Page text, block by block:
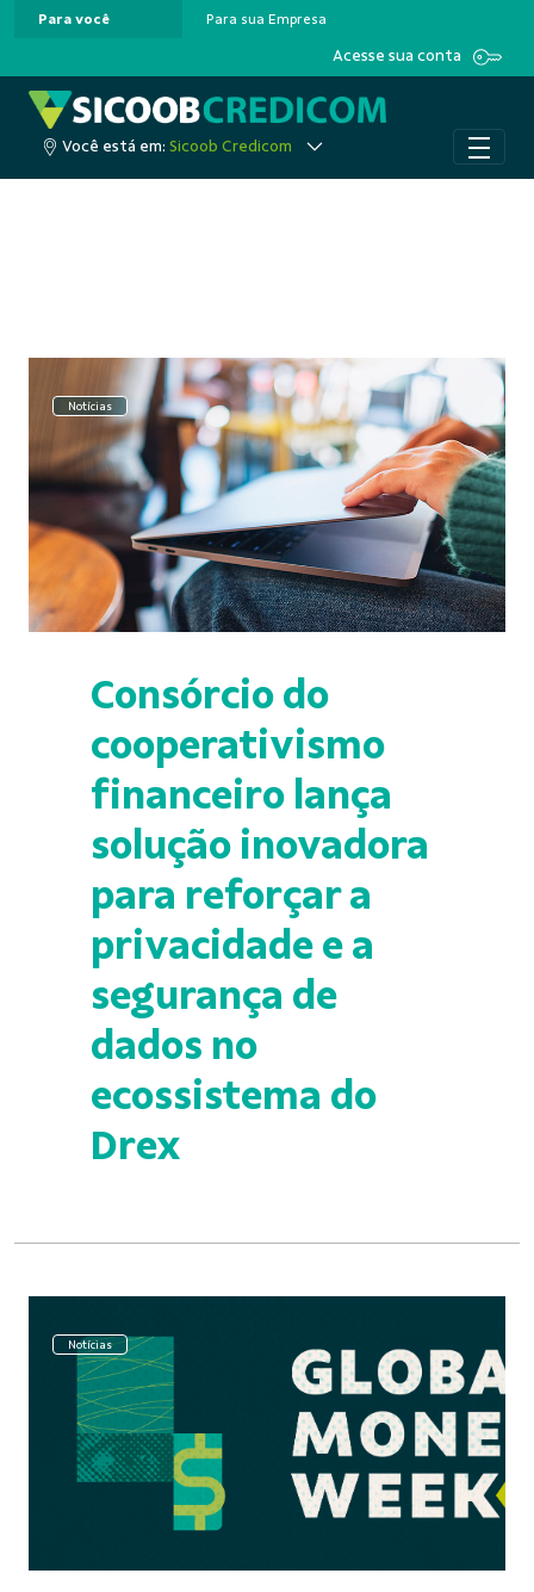
Pular para o Conteúdo principal
Para você Para sua Empresa
Acesse sua conta
Você está em: Sicoob Credicom
Notícias
Consórcio do
cooperativismo
financeiro lança
solução inovadora
para reforçar a
privacidade e a
segurança de
dados no
ecossistema do
Drex
Notícias